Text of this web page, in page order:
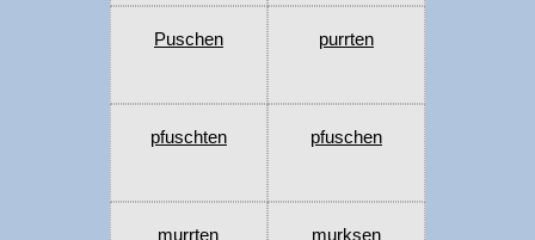
Puschen purrten
pfuschten pfuschen
murrten murksen